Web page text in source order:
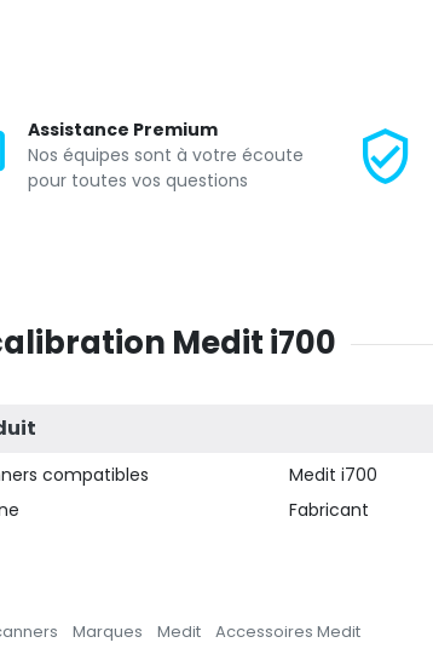
Assistance Premium
Nos équipes sont à votre écoute
pour toutes vos questions
Medit i700
compatibles
Medit i700
Fabricant
Marques Medit Accessoires Medit